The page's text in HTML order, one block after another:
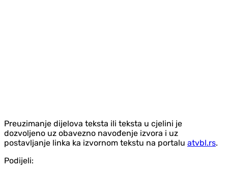
Preuzimanje dijelova teksta ili teksta u cjelini je
dozvoljeno uz obavezno navođenje izvora i uz
postavljanje linka ka izvornom tekstu na portalu atvbl.rs.
Podijeli: